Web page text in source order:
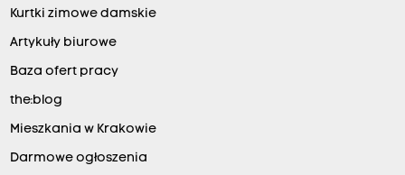
Kurtki zimowe damskie
Artykuły biurowe
Baza ofert pracy
the:blog
Mieszkania w Krakowie
Darmowe ogłoszenia